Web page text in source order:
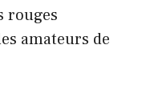
rouges
amateurs de